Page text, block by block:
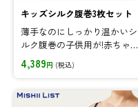
キッズシルク腹巻3枚セット
薄手なのにしっかり温かいシ
ルク腹巻の子供用が!赤ちゃん
から小柄な中学生までのお子
様に。
4,389円 (税込)